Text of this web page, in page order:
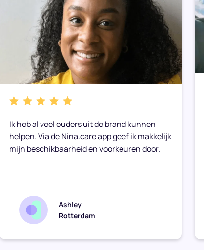
Ik heb al veel ouders uit de brand kunnen
helpen. Via de Nina.care app geef ik makkelijk
mijn beschikbaarheid en voorkeuren door.
Ashley
Rotterdam